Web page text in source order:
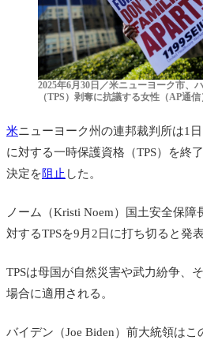
2025年6月30日／米ニューヨーク市、
（TPS）剥奪に抗議する女性（AP通信
米ニューヨーク州の連邦裁判所は1
に対する一時保護資格（TPS）を終
決定を阻止 した。
ノーム（Kristi Noem）国土安全保障
対するTPSを9月2日に打ち切ると発表
TPSは母国が自然災害や武力紛争、
場合に適用される。
バイデン（Joe Biden）前大統領は